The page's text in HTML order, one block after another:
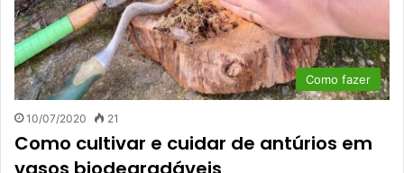
Como fazer
10/07/2020 21
Como cultivar e cuidar de antúrios em